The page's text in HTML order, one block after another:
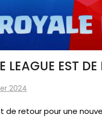
LEAGUE EST
2024
de retour pour une